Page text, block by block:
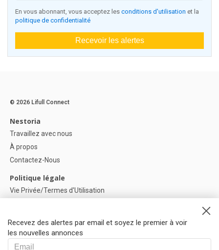
En vous abonnant, vous acceptez les conditions d'utilisation et la
politique de confidentialité
Recevoir les alertes
Recevez des alertes par email et soyez le premier à voir
les nouvelles annonces
© 2026 Lifull Connect
Nestoria
Travaillez avec nous
À propos
Contactez-Nous
Politique légale
Vie Privée/Termes d'Utilisation
Paramètres des cookies